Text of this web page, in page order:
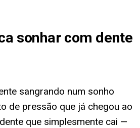
sonhar com dente
sangrando num sonho
de pressão que já chegou ao
que simplesmente cai —